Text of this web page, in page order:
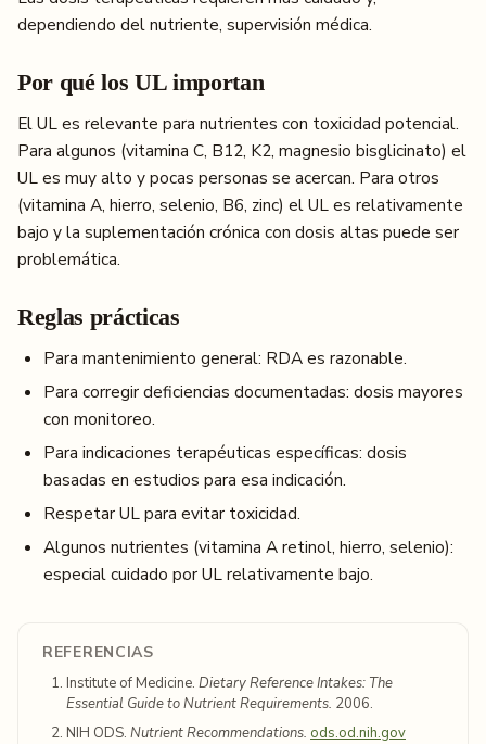
dependiendo del nutriente, supervisión médica.
Por qué los UL importan
El UL es relevante para nutrientes con toxicidad potencial.
Para algunos (vitamina C, B12, K2, magnesio bisglicinato) el
UL es muy alto y pocas personas se acercan. Para otros
(vitamina A, hierro, selenio, B6, zinc) el UL es relativamente
bajo y la suplementación crónica con dosis altas puede ser
problemática.
Reglas prácticas
Para mantenimiento general: RDA es razonable.
Para corregir deficiencias documentadas: dosis mayores
con monitoreo.
Para indicaciones terapéuticas específicas: dosis
basadas en estudios para esa indicación.
Respetar UL para evitar toxicidad.
Algunos nutrientes (vitamina A retinol, hierro, selenio):
especial cuidado por UL relativamente bajo.
REFERENCIAS
Institute of Medicine. Dietary Reference Intakes: The
Essential Guide to Nutrient Requirements. 2006.
NIH ODS. Nutrient Recommendations. ods.od.nih.gov